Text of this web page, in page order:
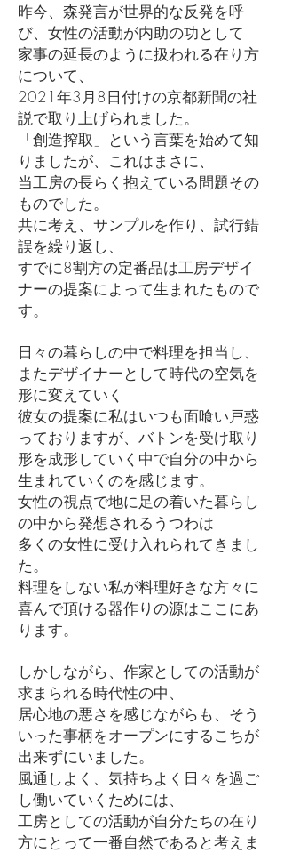
昨今、森発言が世界的な反発を呼
び、女性の活動が内助の功として
家事の延長のように扱われる在り方
について、
2021年3月8日付けの京都新聞の社
説で取り上げられました。
「創造搾取」という言葉を始めて知
りましたが、これはまさに、
当工房の長らく抱えている問題その
ものでした。
共に考え、サンプルを作り、試行錯
誤を繰り返し、
すでに8割方の定番品は工房デザイ
ナーの提案によって生まれたもので
す。
日々の暮らしの中で料理を担当し、
またデザイナーとして時代の空気を
形に変えていく
彼女の提案に私はいつも面喰い戸惑
っておりますが、バトンを受け取り
形を成形していく中で自分の中から
生まれていくのを感じます。
女性の視点で地に足の着いた暮らし
の中から発想されるうつわは
多くの女性に受け入れられてきまし
た。
料理をしない私が料理好きな方々に
喜んで頂ける器作りの源はここにあ
ります。
しかしながら、作家としての活動が
求まられる時代性の中、
居心地の悪さを感じながらも、そう
いった事柄をオープンにするこちが
出来ずにいました。
風通しよく、気持ちよく日々を過ご
し働いていくためには、
工房としての活動が自分たちの在り
方にとって一番自然であると考えま